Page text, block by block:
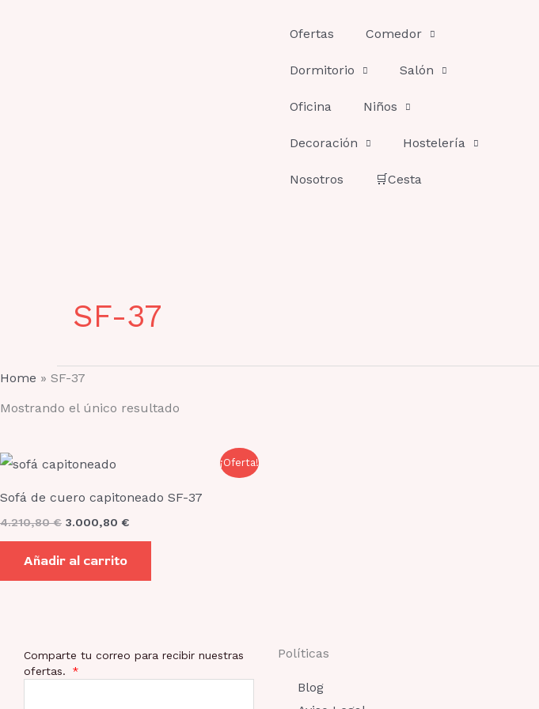
Ofertas Comedor
Dormitorio Salón
Oficina Niños
Decoración Hostelería
Nosotros 🛒Cesta
SF-37
Home » SF-37
Mostrando el único resultado
¡Oferta!
Sofá de cuero capitoneado SF-37
4.210,80€
El
era:
4.210,80 €.
3.000,80 €
es:
Añadir al carrito
Comparte tu correo para recibir nuestras
ofertas.
Políticas
Blog